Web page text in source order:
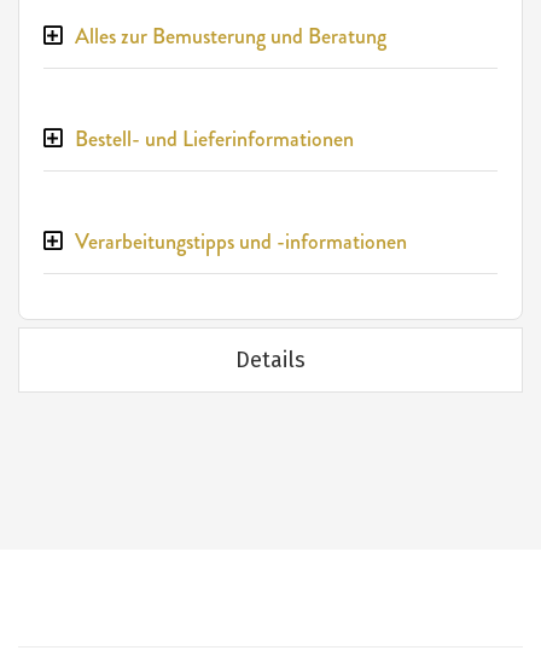
Alles zur Bemusterung und Beratung
Bestell- und Lieferinformationen
Verarbeitungstipps und -informationen
Details